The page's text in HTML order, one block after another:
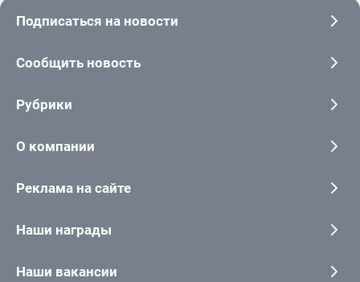
Подписаться на новости
Сообщить новость
Рубрики
О компании
Реклама на сайте
Наши награды
Наши вакансии